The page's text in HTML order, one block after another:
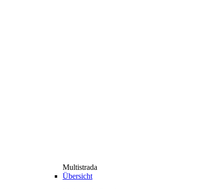
Multistrada
Übersicht